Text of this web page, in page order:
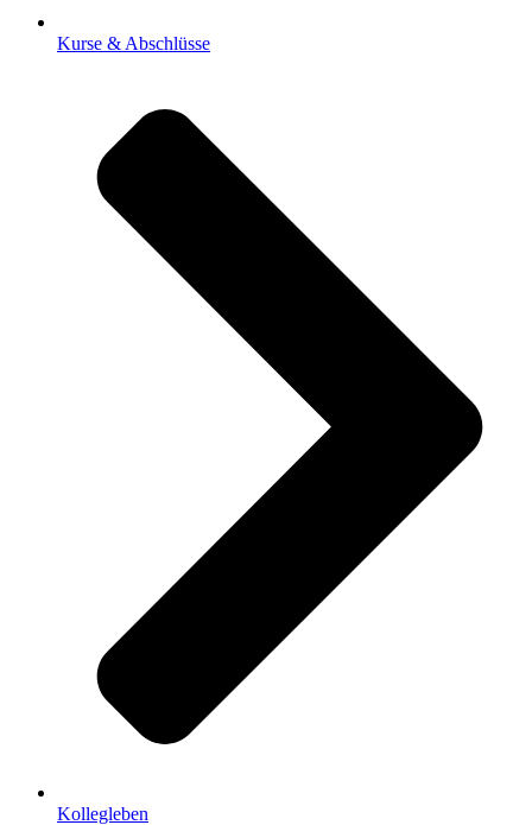
Kurse & Abschlüsse
Kollegleben